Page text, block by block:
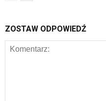
ZOSTAW ODPOWIEDŹ